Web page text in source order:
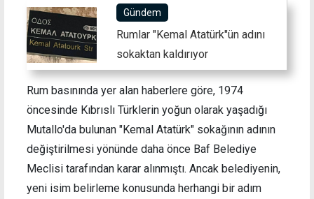
Gündem
Rumlar "Kemal Atatürk"ün adını
sokaktan kaldırıyor
Rum basınında yer alan haberlere göre, 1974
öncesinde Kıbrıslı Türklerin yoğun olarak yaşadığı
Mutallo'da bulunan "Kemal Atatürk" sokağının adının
değiştirilmesi yönünde daha önce Baf Belediye
Meclisi tarafından karar alınmıştı. Ancak belediyenin,
yeni isim belirleme konusunda herhangi bir adım